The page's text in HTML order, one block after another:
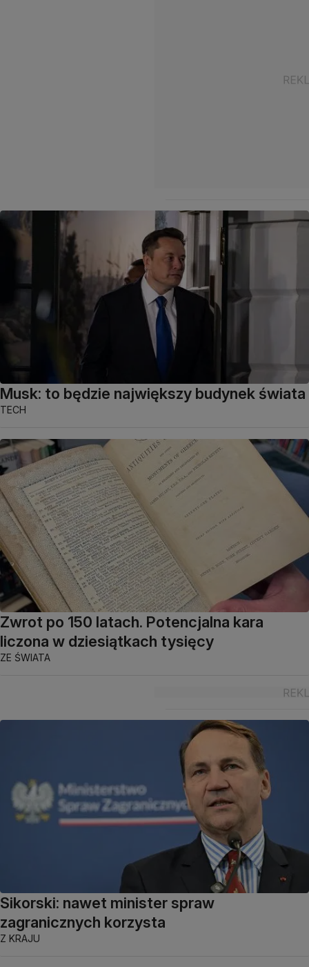
Musk: to będzie największy budynek świata
TECH
Zwrot po 150 latach. Potencjalna kara
liczona w dziesiątkach tysięcy
ZE ŚWIATA
Sikorski: nawet minister spraw
zagranicznych korzysta
Z KRAJU